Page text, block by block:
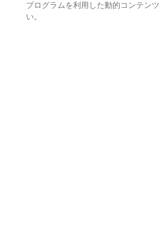
プログラムを利用した動的コンテン
い。